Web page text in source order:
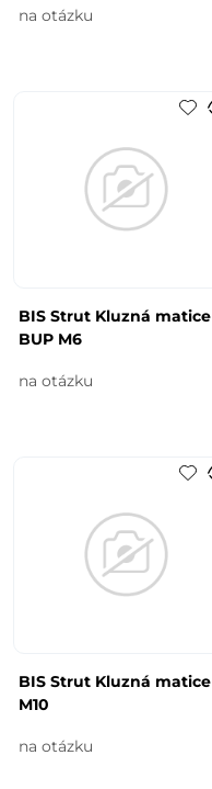
na otázku
BIS Strut Kluzná matice
BUP M6
na otázku
BIS Strut Kluzná matice
M10
na otázku